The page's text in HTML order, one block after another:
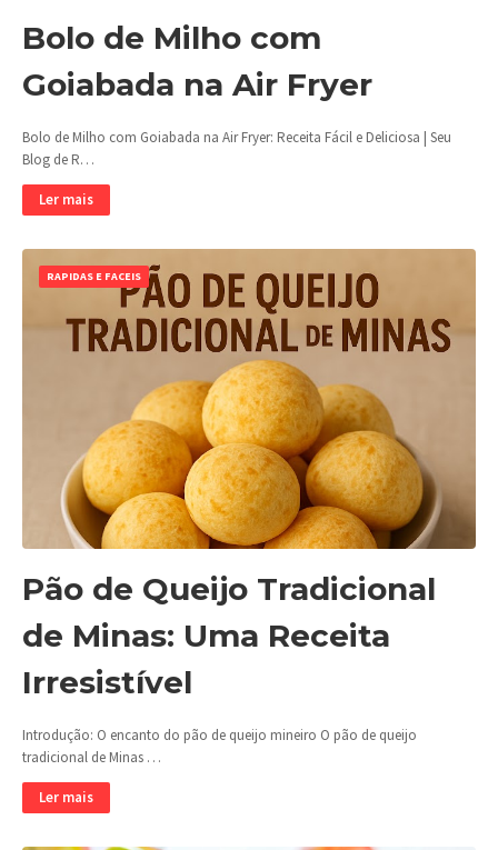
Bolo de Milho com
Goiabada na Air Fryer
Bolo de Milho com Goiabada na Air Fryer: Receita Fácil e Deliciosa | Seu
Blog de R…
Ler mais
RAPIDAS E FACEIS
Pão de Queijo Tradicional
de Minas: Uma Receita
Irresistível
Introdução: O encanto do pão de queijo mineiro O pão de queijo
tradicional de Minas …
Ler mais